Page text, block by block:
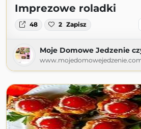
Imprezowe roladki
48 2 Zapisz
Moje Domowe Jedzenie